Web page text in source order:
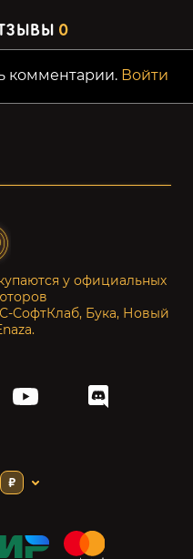
0
комментарии. Войти
у официальных
СофтКлаб, Бука, Новый
₽